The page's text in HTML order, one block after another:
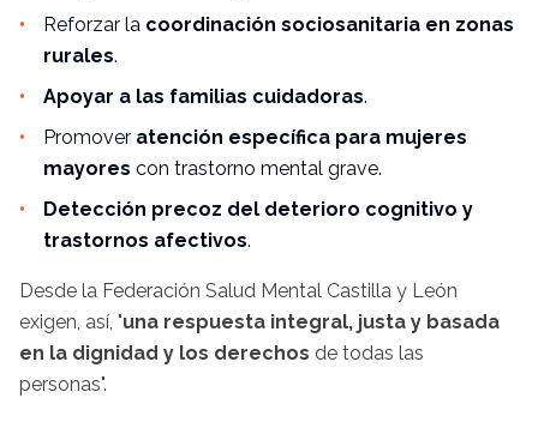
Reforzar la coordinación sociosanitaria en zonas
rurales.
Apoyar a las familias cuidadoras.
Promover atención específica para mujeres
mayores con trastorno mental grave.
Detección precoz del deterioro cognitivo y
trastornos afectivos.
Desde la Federación Salud Mental Castilla y León
exigen, así, "una respuesta integral, justa y basada
en la dignidad y los derechos de todas las
personas".